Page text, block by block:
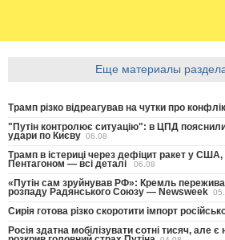
Еще материалы
Трамп різко відреагував на чутки про
"Путін контролює ситуацію": в ЦПД
удари по Києву 06.08
Трамп в істериці через дефіцит ракет у
Пентагоном — всі деталі 06.08
«Путін сам зруйнував РФ»: Кремль
розпаду Радянського Союзу — Newsweek
Сирія готова різко скоротити імпорт
Росія здатна мобілізувати сотні тисяч, але